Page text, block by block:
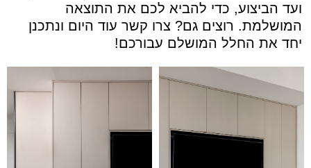
ועד הביצוע, כדי להביא לכם את התוצאה
המושלמת. רוצים גם? צרו קשר עוד היום ונתכנן
יחד את החלל המושלם עבורכם!